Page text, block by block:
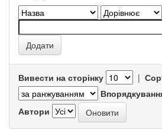
Вивести на сторінку |
Автори